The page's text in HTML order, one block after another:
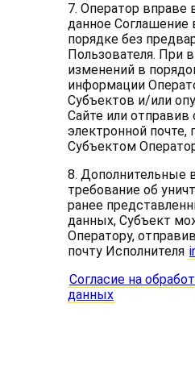
7. Оператор вправе
данное Соглашение
порядке без
Пользователя. При
изменений в
информации
Субъектов и/или
Сайте или
электронной почте,
Субъектом
8. Дополнительные
требование об
ранее
данных, Субъект
Оператору,
почту Исполнителя
Согласие на
данных